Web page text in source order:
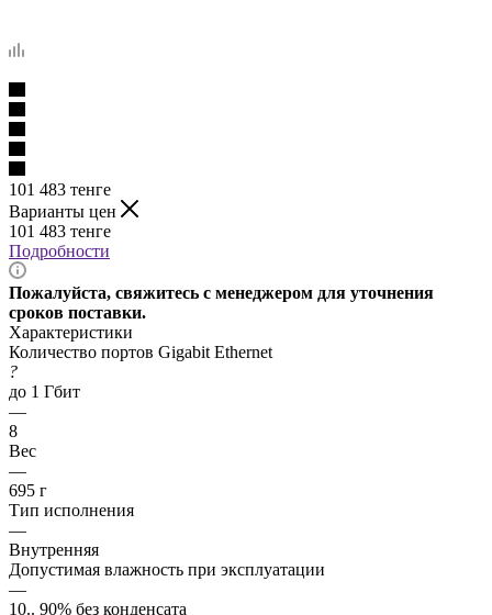
101 483 тенге
Варианты цен
101 483 тенге
Подробности
Пожалуйста, свяжитесь с менеджером для уточнения
сроков поставки.
Характеристики
Количество портов Gigabit Ethernet
?
до 1 Гбит
—
8
Вес
—
695 г
Тип исполнения
—
Внутренняя
Допустимая влажность при эксплуатации
—
10.. 90% без конденсата